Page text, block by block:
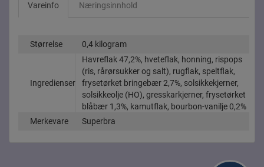
Vareinfo Næringsinnhold
Størrelse 0,4 kilogram
Ingredienser
Havreflak 47,2%, hveteflak, honning, rispops
(ris, rårørsukker og salt), rugflak, speltflak,
frysetørket bringebær 2,7%, solsikkekjerner,
solsikkeolje (HO), gresskarkjerner, frysetørket
blåbær 1,3%, kamutflak, bourbon-vanilje 0,2%
Merkevare
Superbra